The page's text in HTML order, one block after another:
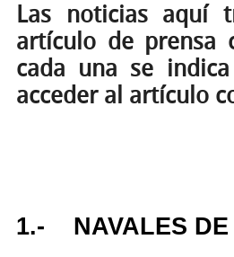
Las noticias aquí
artículo de
cada una se
acceder al artículo
1.- NAVALES